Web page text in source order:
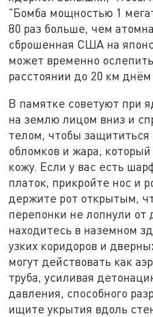
"Бомба мощностью 1
80 раз больше, чем
сброшенная США на
может временно
расстоянии до 20 км
В памятке советуют при
на землю лицом вниз и
телом, чтобы
обломков и жара,
кожу. Если у вас есть
платок, прикройте нос и
держите рот открытым,
перепонки не лопнули от
находитесь в наземном
узких коридоров и
могут действовать как
труба, усиливая
давления, способного
ищите укрытия вдоль